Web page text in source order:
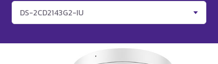
DS-2CD2143G2-IU